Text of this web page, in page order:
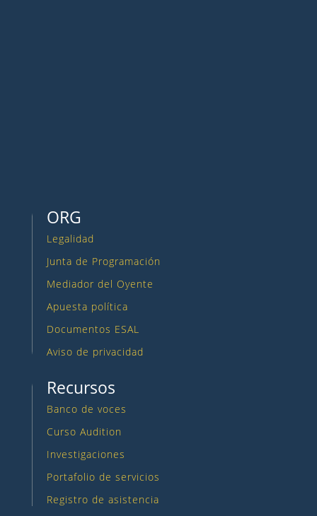
ORG
Legalidad
Junta de Programación
Mediador del Oyente
Apuesta política
Documentos ESAL
Aviso de privacidad
Recursos
Banco de voces
Curso Audition
Investigaciones
Portafolio de servicios
Registro de asistencia